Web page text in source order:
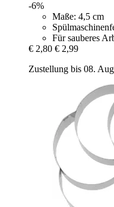
-6%
Maße: 4,5 cm
Für sauberes
€ 2,80 € 2,99
Zustellung bis 08.